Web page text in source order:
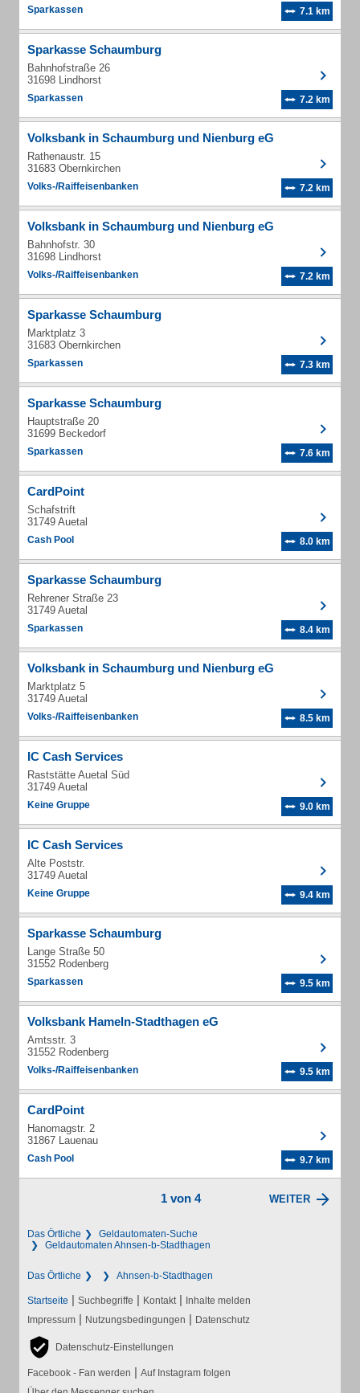
Sparkassen 7.1 km
Sparkasse Schaumburg
Bahnhofstraße 26
31698 Lindhorst
Sparkassen 7.2 km
Volksbank in Schaumburg und Nienburg eG
Rathenaustr. 15
31683 Obernkirchen
Volks-/Raiffeisenbanken 7.2 km
Volksbank in Schaumburg und Nienburg eG
Bahnhofstr. 30
31698 Lindhorst
Volks-/Raiffeisenbanken 7.2 km
Sparkasse Schaumburg
Marktplatz 3
31683 Obernkirchen
Sparkassen 7.3 km
Sparkasse Schaumburg
Hauptstraße 20
31699 Beckedorf
Sparkassen 7.6 km
CardPoint
Schafstrift
31749 Auetal
Cash Pool 8.0 km
Sparkasse Schaumburg
Rehrener Straße 23
31749 Auetal
Sparkassen 8.4 km
Volksbank in Schaumburg und Nienburg eG
Marktplatz 5
31749 Auetal
Volks-/Raiffeisenbanken 8.5 km
IC Cash Services
Raststätte Auetal Süd
31749 Auetal
Keine Gruppe 9.0 km
IC Cash Services
Alte Poststr.
31749 Auetal
Keine Gruppe 9.4 km
Sparkasse Schaumburg
Lange Straße 50
31552 Rodenberg
Sparkassen 9.5 km
Volksbank Hameln-Stadthagen eG
Amtsstr. 3
31552 Rodenberg
Volks-/Raiffeisenbanken 9.5 km
CardPoint
Hanomagstr. 2
31867 Lauenau
Cash Pool 9.7 km
1 von 4 WEITER
Das Örtliche
Geldautomaten-Suche
Geldautomaten Ahnsen-b-Stadthagen
Das Örtliche Ahnsen-b-Stadthagen
Startseite | Suchbegriffe | Kontakt | Inhalte melden
Impressum | Nutzungsbedingungen | Datenschutz
Datenschutz-Einstellungen
Facebook - Fan werden | Auf Instagram folgen